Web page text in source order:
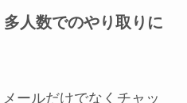
人数でのやり取りに
ールだけでなくチャッ